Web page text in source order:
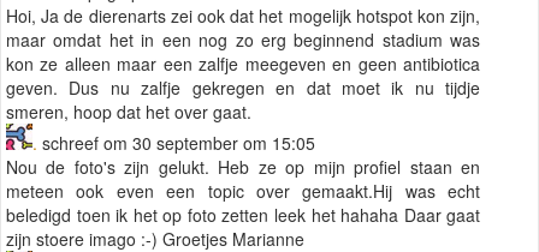
Hoi, Ja de dierenarts zei ook dat het mogelijk hotspot kon zijn,
maar omdat het in een nog zo erg beginnend stadium was
kon ze alleen maar een zalfje meegeven en geen antibiotica
geven. Dus nu zalfje gekregen en dat moet ik nu tijdje
smeren, hoop dat het over gaat.
. schreef om 30 september om 15:05
Nou de foto's zijn gelukt. Heb ze op mijn profiel staan en
meteen ook even een topic over gemaakt.Hij was echt
beledigd toen ik het op foto zetten leek het hahaha Daar gaat
zijn stoere imago :-) Groetjes Marianne